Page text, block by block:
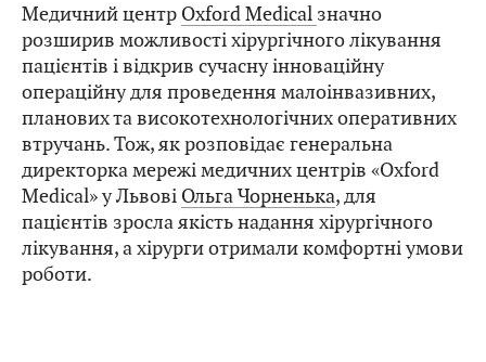
Медичний центр Oxford Medical значно
розширив можливості хірургічного лікування
пацієнтів і відкрив сучасну інноваційну
операційну для проведення малоінвазивних,
планових та високотехнологічних оперативних
втручань. Тож, як розповідає генеральна
директорка мережі медичних центрів «Oxford
Medical» у Львові Ольга Чорненька, для
пацієнтів зросла якість надання хірургічного
лікування, а хірурги отримали комфортні умови
роботи.